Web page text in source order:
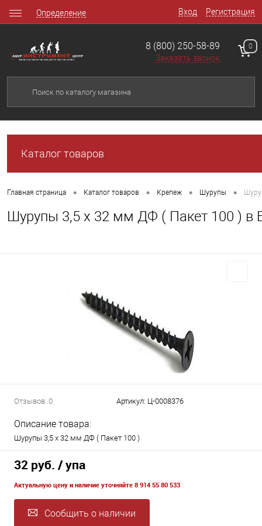
Вход Регистрация
Определение
8 (800) 250-58-89
Заказать звонок
0
Каталог товаров
Главная страница • Каталог товаров • Крепеж • Шурупы •
Шурупы 3,5 х 32 мм ДФ ( Пакет 100 ) в
Отзывов: 0 Артикул: Ц-0008376
Описание товара:
Шурупы 3,5 х 32 мм ДФ ( Пакет 100 )
32 руб. / упа
Актуальную цену и наличие уточняйте 8 914 55 80 533
Сообщить о наличии